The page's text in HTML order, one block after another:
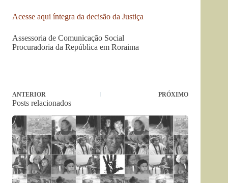
Acesse aqui íntegra da decisão da Justiça
Assessoria de Comunicação Social
Procuradoria da República em Roraima
ANTERIOR PRÓXIMO
Posts relacionados